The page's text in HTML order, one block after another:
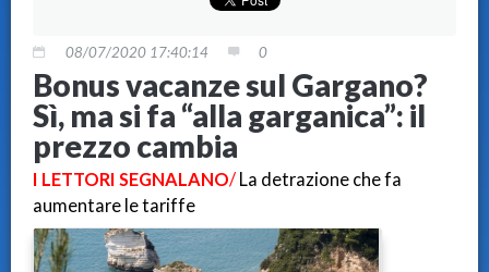
08/07/2020 17:40:14 0
Bonus vacanze sul Gargano?
Sì, ma si fa “alla garganica”: il
prezzo cambia
I LETTORI SEGNALANO/ La detrazione che fa
aumentare le tariffe